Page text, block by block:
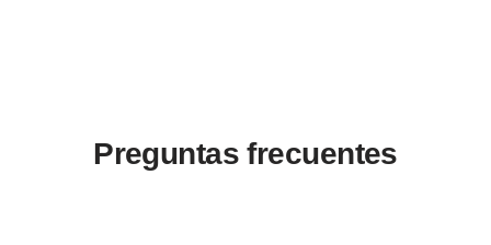
Preguntas frecuentes